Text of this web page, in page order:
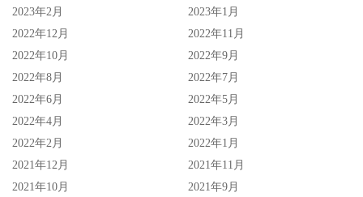
2023年2月
2023年1月
2022年12月
2022年11月
2022年10月
2022年9月
2022年8月
2022年7月
2022年6月
2022年5月
2022年4月
2022年3月
2022年2月
2022年1月
2021年12月
2021年11月
2021年10月
2021年9月